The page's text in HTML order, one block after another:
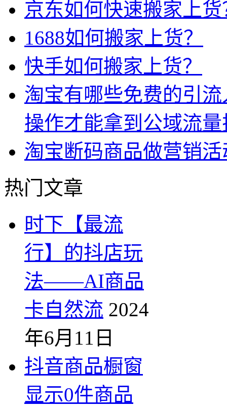
京东如何快速搬家上货
1688如何搬家上货？
快手如何搬家上货？
淘宝有哪些免费的引
操作才能拿到公域流
淘宝断码商品做营销
热门文章
时下【最流
行】的抖店玩
法——AI商品
卡自然流 2024
年6月11日
抖音商品橱窗
显示0件商品